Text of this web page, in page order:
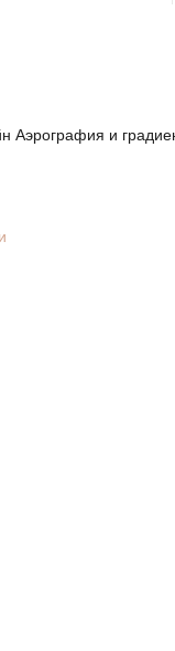
Аэрография и